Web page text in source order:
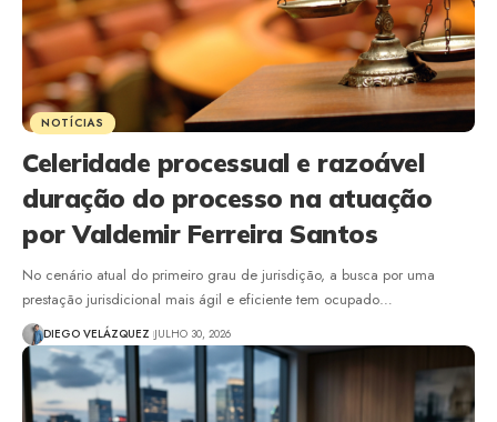
NOTÍCIAS
Celeridade processual e razoável
duração do processo na atuação
por Valdemir Ferreira Santos
No cenário atual do primeiro grau de jurisdição, a busca por uma
prestação jurisdicional mais ágil e eficiente tem ocupado…
DIEGO VELÁZQUEZ JULHO 30, 2026